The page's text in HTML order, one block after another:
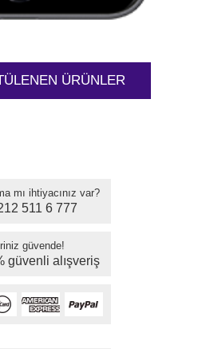
ÜRÜNLER
mı ihtiyacınız var?
511 6 777
güvende!
güvenli alışveriş